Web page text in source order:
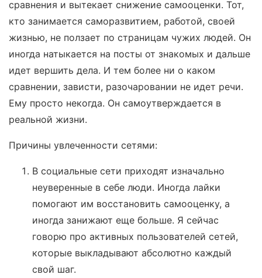
сравнения и вытекает снижение самооценки. Тот,
кто занимается саморазвитием, работой, своей
жизнью, не ползает по страницам чужих людей. Он
иногда натыкается на посты от знакомых и дальше
идет вершить дела. И тем более ни о каком
сравнении, зависти, разочаровании не идет речи.
Ему просто некогда. Он самоутверждается в
реальной жизни.
Причины увлеченности сетями:
В социальные сети приходят изначально
неуверенные в себе люди. Иногда лайки
помогают им восстановить самооценку, а
иногда занижают еще больше. Я сейчас
говорю про активных пользователей сетей,
которые выкладывают абсолютно каждый
свой шаг.